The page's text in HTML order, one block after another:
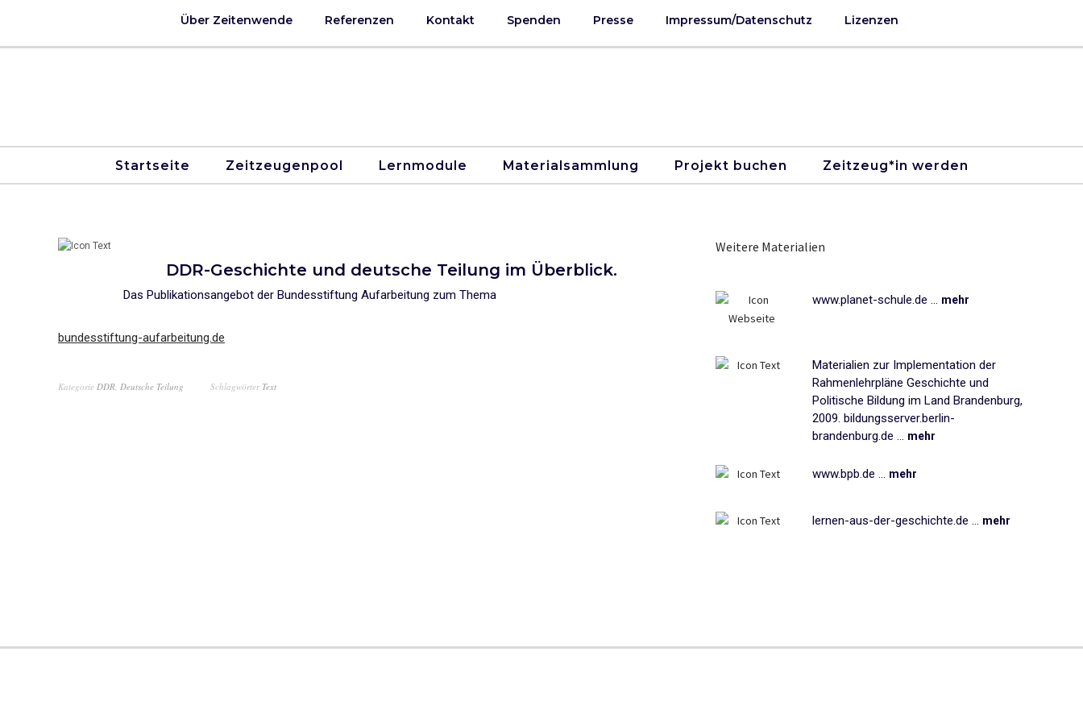
Über Zeitenwende Referenzen Kontakt Spenden Presse Impressum/Datenschutz Lizenzen
Startseite Zeitzeugenpool Lernmodule Materialsammlung Projekt buchen Zeitzeug*in werden
DDR-Geschichte und deutsche Teilung im Überblick.
Das Publikationsangebot der Bundesstiftung Aufarbeitung zum Thema
bundesstiftung-aufarbeitung.de
Kategorie DDR, Deutsche Teilung Schlagwörter Text
Weitere Materialien
www.planet-schule.de ... mehr
Materialien zur Implementation der
Rahmenlehrpläne Geschichte und
Politische Bildung im Land Brandenburg,
2009. bildungsserver.berlin-
brandenburg.de ... mehr
www.bpb.de ... mehr
lernen-aus-der-geschichte.de ... mehr